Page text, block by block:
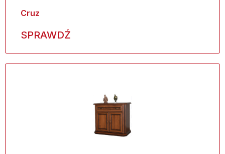
Cruz
SPRAWDŹ